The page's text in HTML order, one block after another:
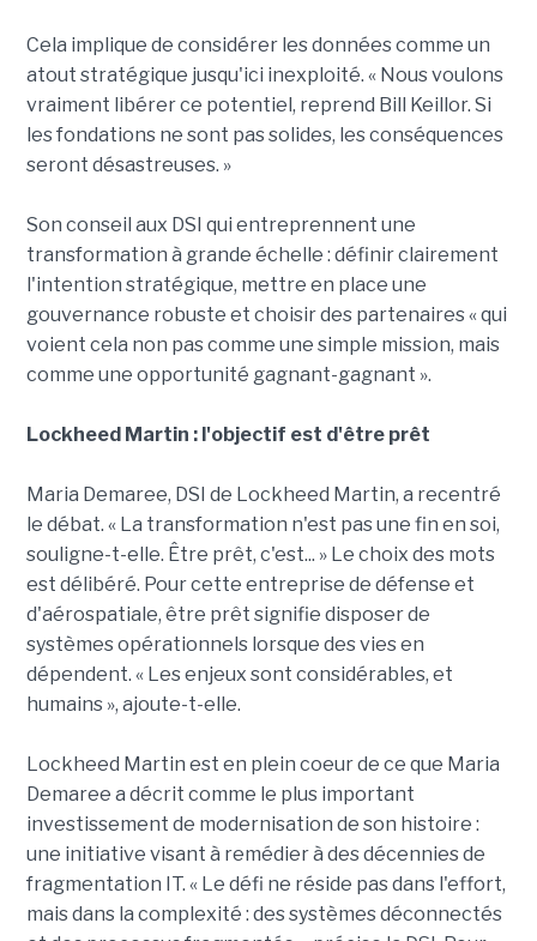
Cela implique de considérer les données comme un
atout stratégique jusqu'ici inexploité. « Nous voulons
vraiment libérer ce potentiel, reprend Bill Keillor. Si
les fondations ne sont pas solides, les conséquences
seront désastreuses. »
Son conseil aux DSI qui entreprennent une
transformation à grande échelle : définir clairement
l'intention stratégique, mettre en place une
gouvernance robuste et choisir des partenaires « qui
voient cela non pas comme une simple mission, mais
comme une opportunité gagnant-gagnant ».
Lockheed Martin : l'objectif est d'être prêt
Maria Demaree, DSI de Lockheed Martin, a recentré
le débat. « La transformation n'est pas une fin en soi,
souligne-t-elle. Être prêt, c'est... » Le choix des mots
est délibéré. Pour cette entreprise de défense et
d'aérospatiale, être prêt signifie disposer de
systèmes opérationnels lorsque des vies en
dépendent. « Les enjeux sont considérables, et
humains », ajoute-t-elle.
Lockheed Martin est en plein coeur de ce que Maria
Demaree a décrit comme le plus important
investissement de modernisation de son histoire :
une initiative visant à remédier à des décennies de
fragmentation IT. « Le défi ne réside pas dans l'effort,
mais dans la complexité : des systèmes déconnectés